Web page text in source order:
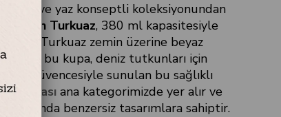
deniz ve yaz konseptli koleksiyonundan
Yelken Turkuaz, 380 ml kapasitesiyle
Turkuaz zemin üzerine beyaz
süslü bu kupa, deniz tutkunları için
güvencesiyle sunulan bu sağlıklı
dünyasıana kategorimizde yer alır ve
grubunda benzersiz tasarımlara sahiptir.